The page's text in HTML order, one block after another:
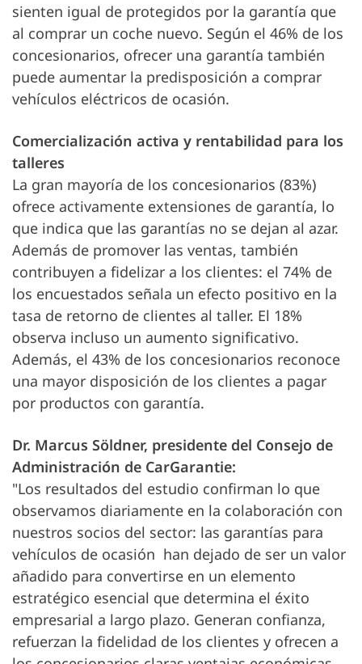
sienten igual de protegidos por la garantía que
al comprar un coche nuevo. Según el 46% de los
concesionarios, ofrecer una garantía también
puede aumentar la predisposición a comprar
vehículos eléctricos de ocasión.
Comercialización activa y rentabilidad para los
talleres
La gran mayoría de los concesionarios (83%)
ofrece activamente extensiones de garantía, lo
que indica que las garantías no se dejan al azar.
Además de promover las ventas, también
contribuyen a fidelizar a los clientes: el 74% de
los encuestados señala un efecto positivo en la
tasa de retorno de clientes al taller. El 18%
observa incluso un aumento significativo.
Además, el 43% de los concesionarios reconoce
una mayor disposición de los clientes a pagar
por productos con garantía.
Dr. Marcus Söldner, presidente del Consejo de
Administración de CarGarantie:
"Los resultados del estudio confirman lo que
observamos diariamente en la colaboración con
nuestros socios del sector: las garantías para
vehículos de ocasión han dejado de ser un valor
añadido para convertirse en un elemento
estratégico esencial que determina el éxito
empresarial a largo plazo. Generan confianza,
refuerzan la fidelidad de los clientes y ofrecen a